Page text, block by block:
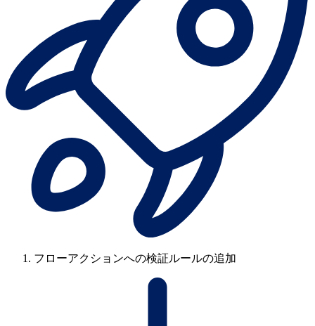
フローアクションへの検証ルールの追加